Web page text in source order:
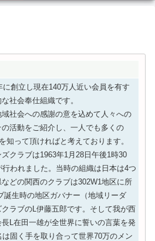
創立し現在140万人近い会員を有す
社会奉仕組織です。
社会への感謝の意を込めて人々への
活動をご紹介し、一人でも多くの
知って頂ければと考えております。
クラブは1963年1月28日午後1時30
われました。当時の組織は日本は4つ
どの関西のクラブは302W1地区に所
誕生時の地区ガバナー（地域リーダ
ラブのL伊藤五郎です。そして我が西
L在田一雄が全世界に誓いの言葉を発
固く手を取り合って世界70万のメン